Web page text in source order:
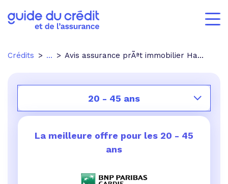
Crédits ... Avis assurance prÃªt immobilier Harmonie mutuelle
20 - 45 ans
La meilleure offre pour les 20 - 45
ans